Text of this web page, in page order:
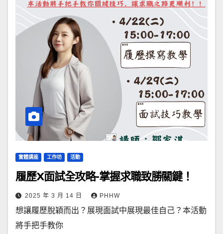
實體講座 工作坊 活動
履歷X面試全攻略-掌握求職致勝關鍵！
2025 年 3 月 14 日 PHHW
想讓履歷脫穎而出？展現面試中展現最佳自己？本活動
將手把手教你